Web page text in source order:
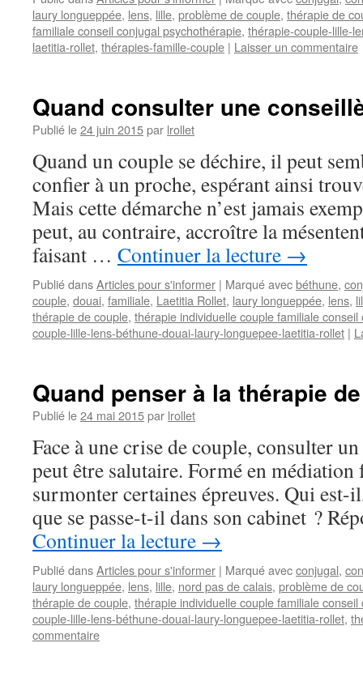
laury longueppée, lens, lille, problème de couple, thérapie de
familiale conseil conjugal psychothérapie, thérapie-couple-lille-
laetitia-rollet, thérapies-famille-couple | Laisser un commentaire
Quand consulter une
Publié le24 juin 2015par lrollet
Quand un couple se déchire, il peut
confier à un proche, espérant ainsi
Mais cette démarche n’est jamais
peut, au contraire, accroître la
faisant … Continuer la lecture →
Publié dansArticles pour s'informer | Marqué avecbéthune,
couple, douai, familiale, Laetitia Rollet, laury longueppée, lens,
thérapie de couple, thérapie individuelle couple familiale
couple-lille-lens-béthune-douai-laury-longuepee-laetitia-rollet |
Quand penser à la thérapie
Publié le24 mai 2015par lrollet
Face à une crise de couple, consulter
peut être salutaire. Formé en
surmonter certaines épreuves. Qui est-
que se passe-t-il dans son cabinet ?
Continuer la lecture →
Publié dansArticles pour s'informer | Marqué avecconjugal,
laury longueppée, lens, lille, nord pas de calais, problème de
thérapie de couple, thérapie individuelle couple familiale
couple-lille-lens-béthune-douai-laury-longuepee-laetitia-rollet,
commentaire